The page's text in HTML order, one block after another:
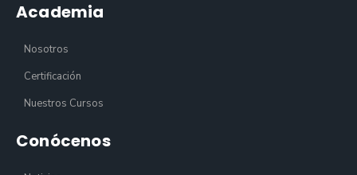
Academia
Nosotros
Certificación
Nuestros Cursos
Conócenos